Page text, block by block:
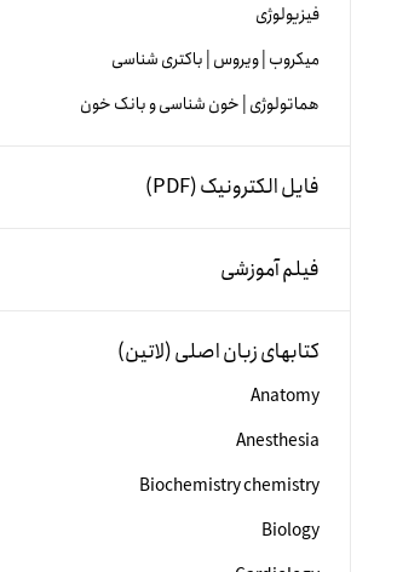
فیزیولوژی
میکروب | ویروس | باکتری شناسی
هماتولوژی | خون شناسی و بانک خون
فایل الکترونیک (PDF)
فیلم آموزشی
کتابهای زبان اصلی (لاتین)
Anatomy
Anesthesia
Biochemistry chemistry
Biology